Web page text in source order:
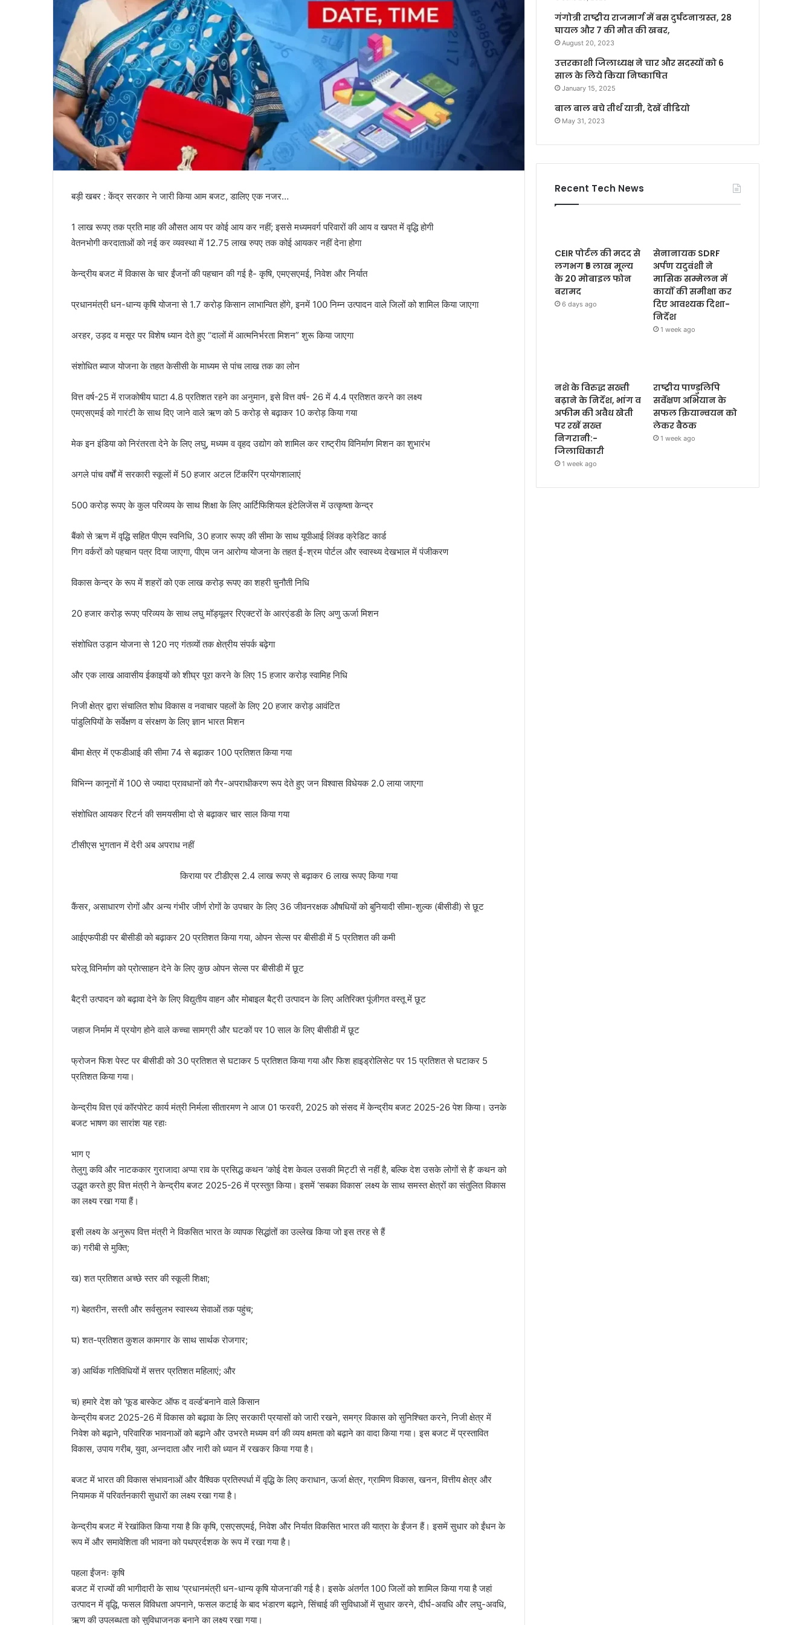
बड़ी खबर : केंद्र सरकार ने जारी किया आम बजट, डालिए एक नजर…
1 लाख रूपए तक प्रति माह की औसत आय पर कोई आय कर नहीं; इससे मध्यमवर्ग परिवारों की आय व खपत में वृद्धि होगी
वेतनभोगी करदाताओं को नई कर व्यवस्था में 12.75 लाख रुपए तक कोई आयकर नहीं देना होगा
केन्द्रीय बजट में विकास के चार ईंजनों की पहचान की गई है- कृषि, एमएसएमई, निवेश और निर्यात
प्रधानमंत्री धन-धान्य कृषि योजना से 1.7 करोड़ किसान लाभान्वित होंगे, इनमें 100 निम्न उत्पादन वाले जिलों को शामिल किया जाएगा
अरहर, उड़द व मसूर पर विशेष ध्यान देते हुए “दालों में आत्मनिर्भरता मिशन” शुरू किया जाएगा
संशोधित ब्याज योजना के तहत केसीसी के माध्यम से पांच लाख तक का लोन
वित्त वर्ष-25 में राजकोषीय घाटा 4.8 प्रतिशत रहने का अनुमान, इसे वित्त वर्ष- 26 में 4.4 प्रतिशत करने का लक्ष्य
एमएसएमई को गारंटी के साथ दिए जाने वाले ऋण को 5 करोड़ से बढ़ाकर 10 करोड़ किया गया
मेक इन इंडिया को निरंतरता देने के लिए लघु, मध्यम व वृहद उद्योग को शामिल कर राष्ट्रीय विनिर्माण मिशन का शुभारंभ
अगले पांच वर्षों में सरकारी स्कूलों में 50 हजार अटल टिंकरिंग प्रयोगशालाएं
500 करोड़ रूपए के कुल परिव्यय के साथ शिक्षा के लिए आर्टिफिशियल इंटेलिजेंस में उत्कृष्ता केन्द्र
बैंको से ऋण में वृद्धि सहित पीएम स्वनिधि, 30 हजार रूपए की सीमा के साथ यूपीआई लिंक्ड क्रेडिट कार्ड
गिग वर्करों को पहचान पत्र दिया जाएगा, पीएम जन आरोग्य योजना के तहत ई-श्रम पोर्टल और स्वास्थ्य देखभाल में पंजीकरण
विकास केन्द्र के रूप में शहरों को एक लाख करोड़ रूपए का शहरी चुनौती निधि
20 हजार करोड़ रूपए परिव्यय के साथ लघु मॉड्यूलर रिएक्टरों के आरएंडडी के लिए अणु ऊर्जा मिशन
संशोधित उड़ान योजना से 120 नए गंतव्यों तक क्षेत्रीय संपर्क बढ़ेगा
और एक लाख आवासीय ईकाइयों को शीघ्र पूरा करने के लिए 15 हजार करोड़ स्वामिह निधि
निजी क्षेत्र द्वारा संचालित शोध विकास व नवाचार पहलों के लिए 20 हजार करोड़ आवंटित
पांडुलिपियों के सर्वेक्षण व संरक्षण के लिए ज्ञान भारत मिशन
बीमा क्षेत्र में एफडीआई की सीमा 74 से बढ़ाकर 100 प्रतिशत किया गया
विभिन्न कानूनों में 100 से ज्यादा प्रावधानों को गैर-अपराधीकरण रूप देते हुए जन विश्वास विधेयक 2.0 लाया जाएगा
संशोधित आयकर रिटर्न की समयसीमा दो से बढ़ाकर चार साल किया गया
टीसीएस भुगतान में देरी अब अपराध नहीं
किराया पर टीडीएस 2.4 लाख रूपए से बढ़ाकर 6 लाख रूपए किया गया
कैंसर, असाधारण रोगों और अन्य गंभीर जीर्ण रोगों के उपचार के लिए 36 जीवनरक्षक औषधियों को बुनियादी सीमा-शुल्‍क (बीसीडी) से छूट
आईएफपीडी पर बीसीडी को बढ़ाकर 20 प्रतिशत किया गया, ओपन सेल्स पर बीसीडी में 5 प्रतिशत की कमी
घरेलू विनिर्माण को प्रोत्साहन देने के लिए कुछ ओपन सेल्स पर बीसीडी में छूट
बैट्री उत्पादन को बढ़ावा देने के लिए विद्युतीय वाहन और मोबाइल बैट्री उत्पादन के लिए अतिरिक्त पूंजीगत वस्तू में छूट
जहाज निर्माम में प्रयोग होने वाले कच्चा सामग्री और घटकों पर 10 साल के लिए बीसीडी में छूट
फ्रोजन फिश पेस्ट पर बीसीडी को 30 प्रतिशत से घटाकर 5 प्रतिशत किया गया और फिश हाइड्रोलिसेट पर 15 प्रतिशत से घटाकर 5
प्रतिशत किया गया।
केन्‍द्रीय वित्त एवं कॉरपोरेट कार्य मंत्री निर्मला सीतारमण ने आज 01 फरवरी, 2025 को संसद में केन्‍द्रीय बजट 2025-26 पेश किया। उनके
बजट भाषण का सारांश यह रहाः
भाग ए
तेलुगु कवि और नाटककार गुराजादा अप्पा राव के प्रसिद्ध कथन ‘कोई देश केवल उसकी मिट्टी से नहीं है, बल्कि देश उसके लोगों से है’ कथन को
उद्धृत करते हुए वित्त मंत्री ने केन्द्रीय बजट 2025-26 में प्रस्तुत किया। इसमें ‘सबका विकास’ लक्ष्य के साथ समस्त क्षेत्रों का संतुलित विकास
का लक्ष्य रखा गया हैं।
इसी लक्ष्य के अनुरूप वित्त मंत्री ने विकसित भारत के व्यापक सिद्धांतों का उल्लेख किया जो इस तरह से हैं
क) गरीबी से मुक्ति;
ख) शत प्रतिशत अच्छे स्तर की स्कूली शिक्षा;
ग) बेहतरीन, सस्ती और सर्वसुलभ स्वास्थ्य सेवाओं तक पहुंच;
घ) शत-प्रतिशत कुशल कामगार के साथ सार्थक रोजगार;
ङ) आर्थिक गतिविधियों में सत्तर प्रतिशत महिलाएं; और
च) हमारे देश को ‘फूड बास्केट ऑफ द वर्ल्ड’बनाने वाले किसान
केन्द्रीय बजट 2025-26 में विकास को बढ़ावा के लिए सरकारी प्रयासों को जारी रखने, समग्र विकास को सुनिश्चित करने, निजी क्षेत्र में
निवेश को बढ़ाने, परिवारिक भावनाओं को बढ़ाने और उभरते मध्यम वर्ग की व्यय क्षमता को बढ़ाने का वादा किया गया। इस बजट में प्रस्तावित
विकास, उपाय गरीब, युवा, अन्नदाता और नारी को ध्यान में रखकर किया गया है।
बजट में भारत की विकास संभावनाओं और वैश्विक प्रतिस्पर्धा में वृद्धि के लिए कराधान, ऊर्जा क्षेत्र, ग्रामिण विकास, खनन, वित्तीय क्षेत्र और
नियामक में परिवर्तनकारी सुधारों का लक्ष्य रखा गया है।
केन्द्रीय बजट में रेखांकित किया गया है कि कृषि, एसएसएमई, निवेश और निर्यात विकसित भारत की यात्रा के ईंजन हैं। इसमें सुधार को ईंधन के
रूप में और समावेशिता की भावना को पथप्रर्दशक के रूप में रखा गया है।
पहला ईंजनः कृषि
बजट में राज्यों की भागीदारी के साथ ‘प्रधानमंत्री धन-धान्य कृषि योजना’की गई है। इसके अंतर्गत 100 जिलों को शामिल किया गया है जहां
उत्पादन में वृद्धि, फसल विविधता अपनाने, फसल कटाई के बाद भंडारण बढ़ाने, सिंचाई की सुविधाओं में सुधार करने, दीर्घ-अवधि और लघु-अवधि,
ऋण की उपलब्धता को सुविधाजनक बनाने का लक्ष्य रखा गया।
गंगोत्री राष्ट्रीय राजमार्ग में बस दुर्घटनाग्रस्त, 28
घायल और 7 की मौत की खबर,
August 20, 2023
उत्तरकाशी जिलाध्यक्ष ने चार और सदस्यों को 6
साल के लिये किया निष्काषित
January 15, 2025
बाल बाल बचे तीर्थ यात्री, देखें वीडियो
May 31, 2023
Recent Tech News
CEIR पोर्टल की मदद से
लगभग ₹5 लाख मूल्य
के 20 मोबाइल फोन
बरामद
6 days ago
सेनानायक SDRF
अर्पण यदुवंशी ने
मासिक सम्मेलन में
कार्यों की समीक्षा कर
दिए आवश्यक दिशा-
निर्देश
1 week ago
नशे के विरुद्ध सख्ती
बढ़ाने के निर्देश, भांग व
अफीम की अवैध खेती
पर रखें सख्त
निगरानी:-
जिलाधिकारी
1 week ago
राष्ट्रीय पाण्डुलिपि
सर्वेक्षण अभियान के
सफल क्रियान्वयन को
लेकर बैठक
1 week ago